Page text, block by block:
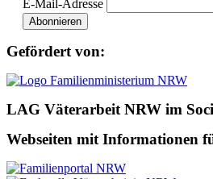
E-Mail-Adresse
Gefördert von:
LAG Väterarbeit NRW im
Webseiten mit Informationen